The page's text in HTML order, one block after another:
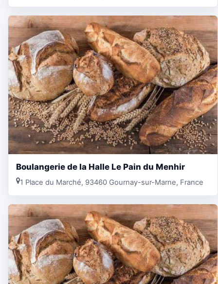
Boulangerie de la Halle Le Pain du Menhir
1 Place du Marché, 93460 Gournay-sur-Marne, France